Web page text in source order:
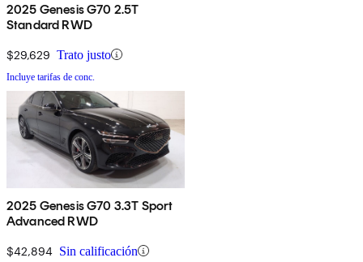
2025 Genesis G70 2.5T
Standard RWD
$29,629 Trato justo
Incluye tarifas de conc.
2025 Genesis G70 3.3T Sport
Advanced RWD
$42,894 Sin calificación